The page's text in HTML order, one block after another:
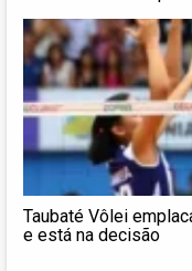
Taubaté Vôlei
e está na decisão